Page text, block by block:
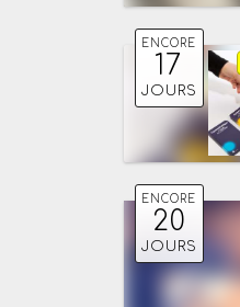
ENCORE
17
JOURS
ENCORE
20
JOURS